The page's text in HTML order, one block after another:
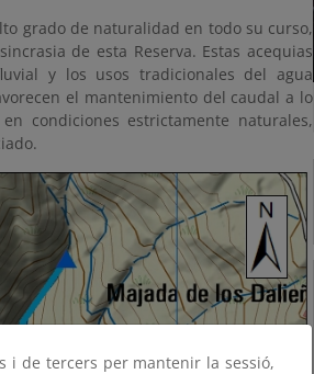
grado de naturalidad en todo su curso,
de esta Reserva. Estas acequias
y los usos tradicionales del agua
el mantenimiento del caudal a lo
condiciones estrictamente naturales,
i de tercers per mantenir la sessió,